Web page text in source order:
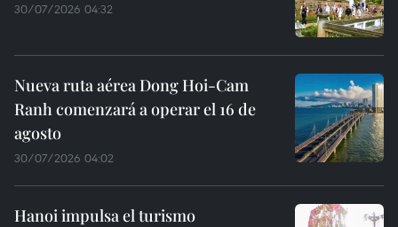
30/07/2026 04:32
Nueva ruta aérea Dong Hoi-Cam
Ranh comenzará a operar el 16 de
agosto
30/07/2026 04:02
Hanoi impulsa el turismo